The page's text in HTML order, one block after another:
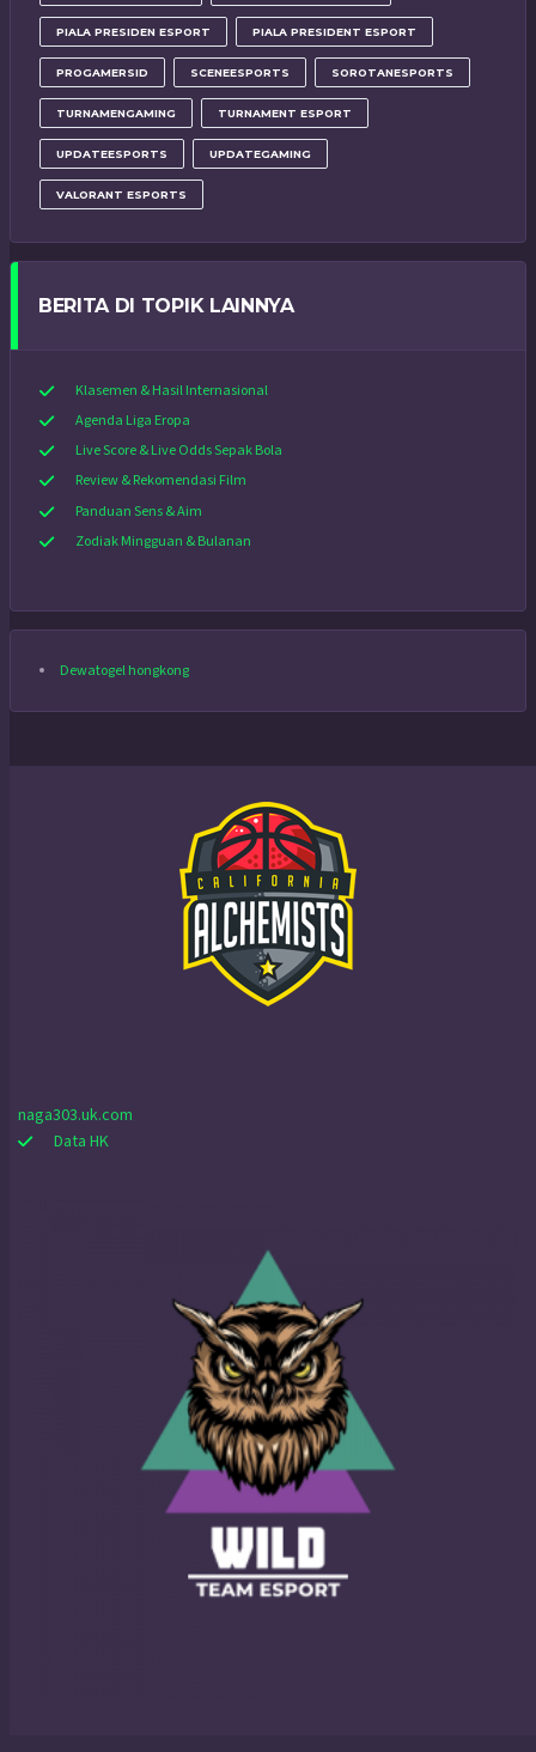
PIALA PRESIDEN ESPORT PIALA PRESIDENT ESPORT
PROGAMERSID SCENEESPORTS SOROTANESPORTS
TURNAMENGAMING TURNAMENT ESPORT
UPDATEESPORTS UPDATEGAMING
VALORANT ESPORTS
BERITA DI TOPIK LAINNYA
Klasemen & Hasil Internasional
Agenda Liga Eropa
Live Score & Live Odds Sepak Bola
Review & Rekomendasi Film
Panduan Sens & Aim
Zodiak Mingguan & Bulanan
Dewatogel hongkong
naga303.uk.com
Data HK